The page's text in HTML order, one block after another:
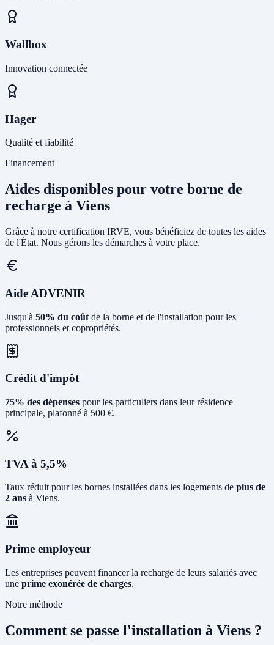
Wallbox
Innovation connectée
Hager
Qualité et fiabilité
Financement
Aides disponibles pour votre borne de
recharge à Viens
Grâce à notre certification IRVE, vous bénéficiez de toutes les aides
de l'État. Nous gérons les démarches à votre place.
Aide ADVENIR
Jusqu'à 50% du coût de la borne et de l'installation pour les
professionnels et copropriétés.
Crédit d'impôt
75% des dépenses pour les particuliers dans leur résidence
principale, plafonné à 500 €.
TVA à 5,5%
Taux réduit pour les bornes installées dans les logements de plus de
2 ans à Viens.
Prime employeur
Les entreprises peuvent financer la recharge de leurs salariés avec
une prime exonérée de charges.
Notre méthode
Comment se passe l'installation à Viens ?